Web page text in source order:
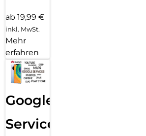
ab 19,99 €
inkl. MwSt.
Mehr
erfahren
Google
Services